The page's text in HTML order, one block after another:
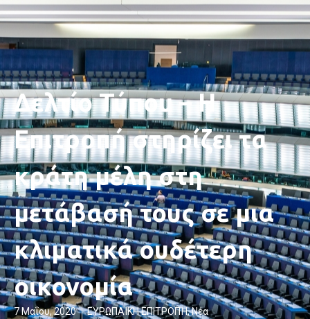
Δελτίο Τύπου – Η
Επιτροπή στηρίζει τα
κράτη μέλη στη
μετάβασή τους σε μια
κλιματικά ουδέτερη
οικονομία
7 Μαΐου, 2020 ΕΥΡΩΠΑΪΚΗ ΕΠΙΤΡΟΠΉ,Νέα